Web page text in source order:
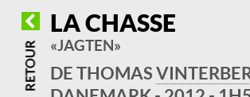
LA CHASSE
« JAGTEN »
DE THOMAS